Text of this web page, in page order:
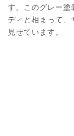
す。このグレー塗
ディと相まって、
見せています。